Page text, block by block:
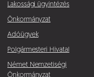
Lakossági ügyintézés
Önkormányzat
Adóügyek
Polgármesteri Hivatal
Német Nemzetiségi
Önkormányzat